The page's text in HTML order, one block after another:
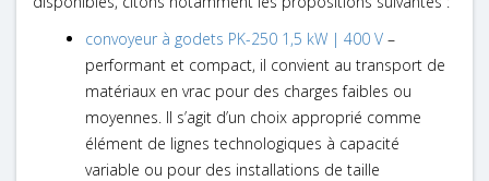
convoyeur à godets PK-250 1,5 kW | 400 V –
performant et compact, il convient au transport de
matériaux en vrac pour des charges faibles ou
moyennes. Il s’agit d’un choix approprié comme
élément de lignes technologiques à capacité
variable ou pour des installations de taille